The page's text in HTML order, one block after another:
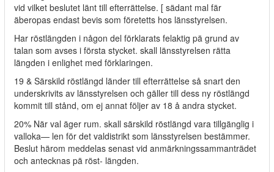
vid vilket beslutet länt till efterrättelse. [ sädant mal fär
äberopas endast bevis som företetts hos länsstyrelsen.
Har röstlängden i någon del förklarats felaktig pä grund av
talan som avses i första stycket. skall länsstyrelsen rätta
längden i enlighet med förklaringen.
19 & Särskild röstlängd länder till efterrättelse så snart den
underskrivits av länsstyrelsen och gäller till dess ny röstlängd
kommit till stånd, om ej annat följer av 18 å andra stycket.
20% När val äger rum. skall särskild röstlängd vara tillgänglig i
valloka— len för det valdistrikt som länsstyrelsen bestämmer.
Beslut härom meddelas senast vid anmärkningssammanträdet
och antecknas pä röst- längden.